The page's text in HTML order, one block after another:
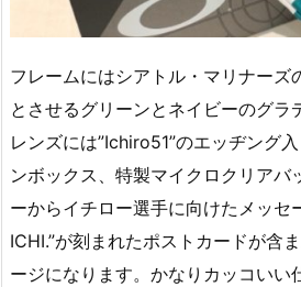
フレームにはシアトル・マリナーズ
とさせるグリーンとネイビーのグラ
レンズには”Ichiro51”のエッヂング
ンボックス、特製マイクロクリアバ
ーからイチロー選手に向けたメッセ
ICHI.”が刻まれたポストカードが含
ージになります。かなりカッコいい